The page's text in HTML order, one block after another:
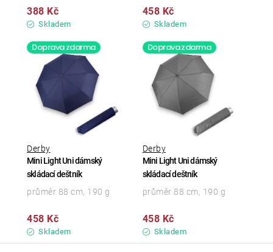
Skladem
388 Kč
Skladem
458 Kč
Doprava zdarma
Mini Light Uni dámský
skládací deštník
Derby
Skladem
458 Kč
průměr 88 cm, 190 g
Doprava zdarma
Mini Light Uni dámský
skládací deštník
Derby
Skladem
458 Kč
průměr 88 cm, 190 g